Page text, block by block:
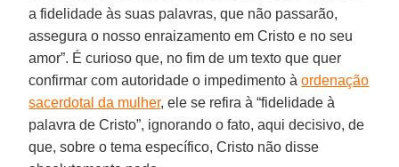
a fidelidade às suas palavras, que não passarão,
assegura o nosso enraizamento em Cristo e no seu
amor”. É curioso que, no fim de um texto que quer
confirmar com autoridade o impedimento àordenação
sacerdotal da mulher, ele se refira à “fidelidade à
palavra de Cristo”, ignorando o fato, aqui decisivo, de
que, sobre o tema específico, Cristo não disse